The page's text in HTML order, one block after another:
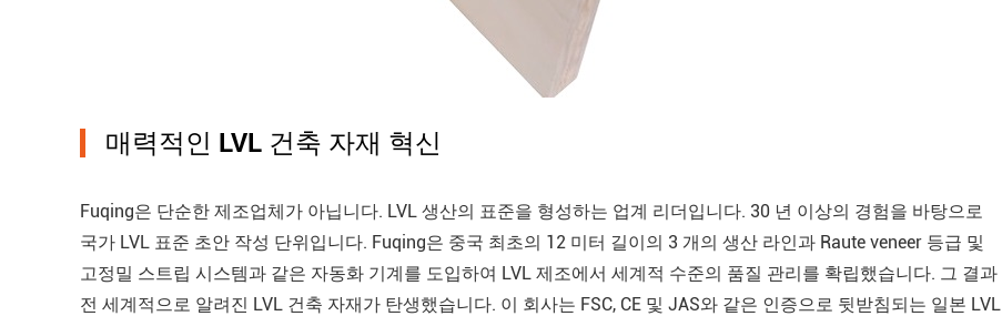
매력적인 LVL 건축 자재 혁신
Fuqing은 단순한 제조업체가 아닙니다. LVL 생산의 표준을 형성하는 업계 리더입니다. 30 년 이상의 경험을 바탕으로
국가 LVL 표준 초안 작성 단위입니다. Fuqing은 중국 최초의 12 미터 길이의 3 개의 생산 라인과 Raute veneer 등급 및
고정밀 스트립 시스템과 같은 자동화 기계를 도입하여 LVL 제조에서 세계적 수준의 품질 관리를 확립했습니다. 그 결과
전 세계적으로 알려진 LVL 건축 자재가 탄생했습니다. 이 회사는 FSC, CE 및 JAS와 같은 인증으로 뒷받침되는 일본 LVL